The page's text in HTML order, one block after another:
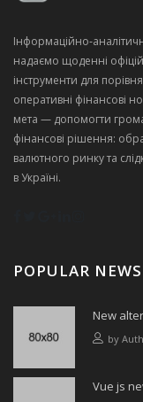
надаємо щоденні
інструменти для
оперативні фінансові
мета — допомогти
фінансові рішення:
валютного ринку та
в Україні.
POPULAR NEWS
New
by
Vue js